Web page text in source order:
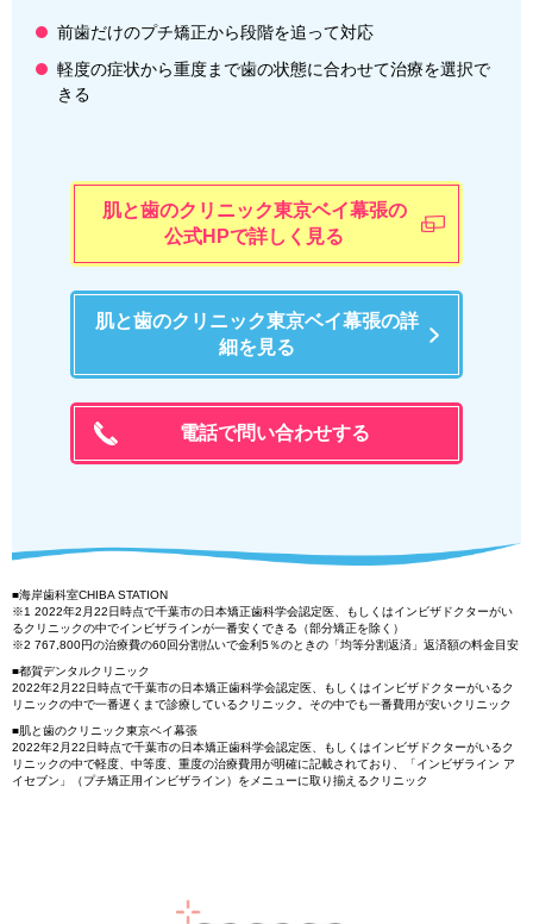
前歯だけのプチ矯正から段階を追って対応
軽度の症状から重度まで歯の状態に合わせて治療を選択で
きる
肌と歯のクリニック東京ベイ幕張の
公式HPで詳しく見る
肌と歯のクリニック東京ベイ幕張の詳
細を見る
電話で問い合わせする
■海岸歯科室CHIBA STATION
※1 2022年2月22日時点で千葉市の日本矯正歯科学会認定医、もしくはインビザドクターがい
るクリニックの中でインビザラインが一番安くできる（部分矯正を除く）
※2 767,800円の治療費の60回分割払いで金利5％のときの「均等分割返済」返済額の料金目安
■都賀デンタルクリニック
2022年2月22日時点で千葉市の日本矯正歯科学会認定医、もしくはインビザドクターがいるク
リニックの中で一番遅くまで診療しているクリニック。その中でも一番費用が安いクリニック
■肌と歯のクリニック東京ベイ幕張
2022年2月22日時点で千葉市の日本矯正歯科学会認定医、もしくはインビザドクターがいるク
リニックの中で軽度、中等度、重度の治療費用が明確に記載されており、「インビザライン ア
イセブン」（プチ矯正用インビザライン）をメニューに取り揃えるクリニック